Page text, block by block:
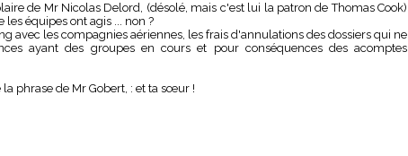
de Mr Nicolas Delord, (désolé, mais c'est lui la patron de Thomas Cook)
les équipes ont agis ... non ?
avec les compagnies aériennes, les frais d'annulations des dossiers qui ne
ayant des groupes en cours et pour conséquences des acomptes
phrase de Mr Gobert, : et ta sœur !